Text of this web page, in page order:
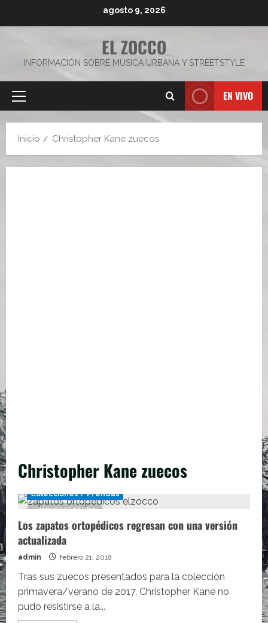
agosto 9, 2026
EL ZOCCO
INFORMACIÓN SOBRE MÚSICA URBANA Y STREETSTYLE
Menú
EN VIVO
Inicio Christopher Kane zuecos
Christopher Kane zuecos
1 MIN DE LECTURA
Colecciones / Prendas
Los zapatos ortopédicos regresan con una versión
actualizada
admin febrero 21, 2018
Tras sus zuecos presentados para la colección
primavera/verano de 2017, Christopher Kane no
pudo resistirse a la...